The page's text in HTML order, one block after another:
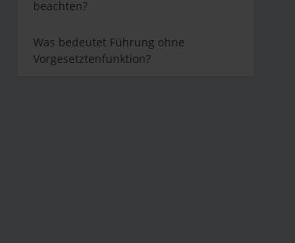
beachten?
Was bedeutet Führung ohne
Vorgesetztenfunktion?